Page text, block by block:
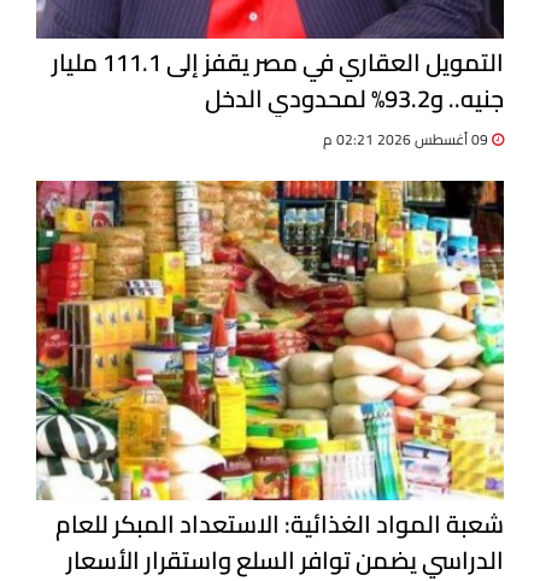
التمويل العقاري في مصر يقفز إلى 111.1 مليار
جنيه.. و93.2% لمحدودي الدخل
شعبة المواد الغذائية: الاستعداد المبكر للعام
الدراسي يضمن توافر السلع واستقرار الأسعار